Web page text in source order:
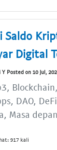
Saldo
Digital
Y Posted on 10 Jul,
DAO,
Masa
917 kali